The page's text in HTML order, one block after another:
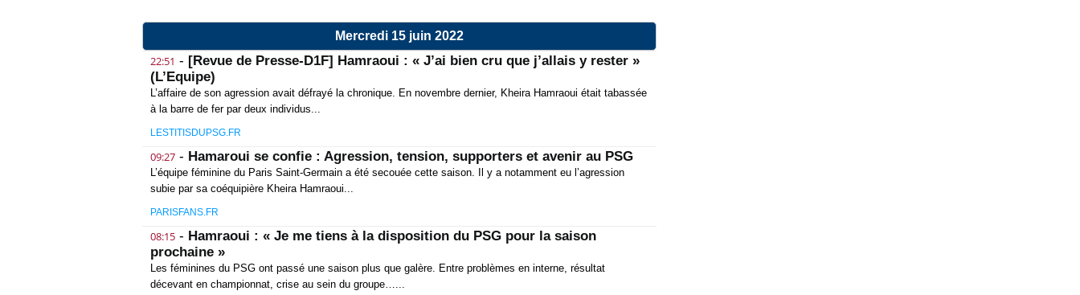
Mercredi 15 juin 2022
22:51 - [Revue de Presse-D1F] Hamraoui : « J’ai bien cru que j’allais y rester »
(L’Equipe)
L’affaire de son agression avait défrayé la chronique. En novembre dernier, Kheira Hamraoui était tabassée
à la barre de fer par deux individus...
LESTITISDUPSG.FR
09:27 - Hamaroui se confie : Agression, tension, supporters et avenir au PSG
L’équipe féminine du Paris Saint-Germain a été secouée cette saison. Il y a notamment eu l’agression
subie par sa coéquipière Kheira Hamraoui...
PARISFANS.FR
08:15 - Hamraoui : « Je me tiens à la disposition du PSG pour la saison
prochaine »
Les féminines du PSG ont passé une saison plus que galère. Entre problèmes en interne, résultat
décevant en championnat, crise au sein du groupe…...